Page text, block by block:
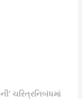
ચરિત્રનિબંધમાં